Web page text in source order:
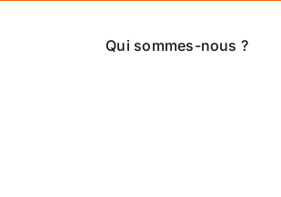
Qui sommes-nous ?